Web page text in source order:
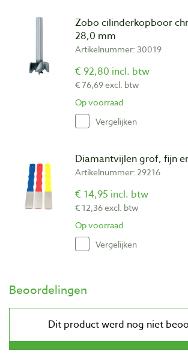
Zobo cilinderkopboor
28,0 mm
Artikelnummer: 30019
€ 92,80 incl. btw
€ 76,69 excl. btw
Op voorraad
Vergelijken
Diamantvijlen grof, fijn
Artikelnummer: 29216
€ 14,95 incl. btw
€ 12,36 excl. btw
Op voorraad
Vergelijken
Beoordelingen